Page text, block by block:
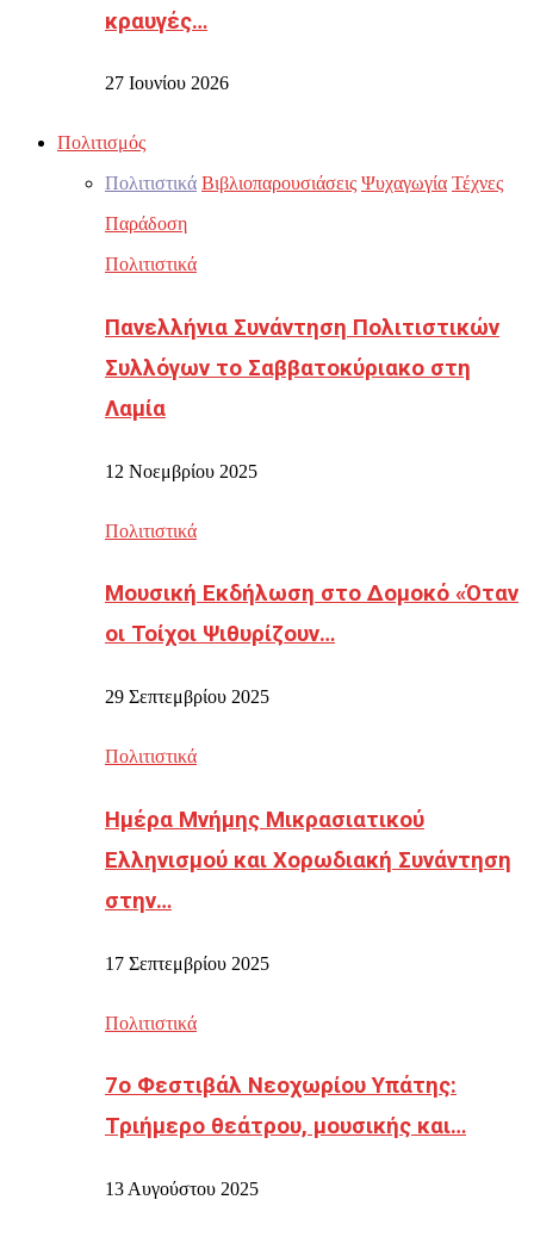
κραυγές…
27 Ιουνίου 2026
Πολιτισμός
Πολιτιστικά Βιβλιοπαρουσιάσεις Ψυχαγωγία Τέχνες
Παράδοση
Πολιτιστικά
Πανελλήνια Συνάντηση Πολιτιστικών
Συλλόγων το Σαββατοκύριακο στη
Λαμία
12 Νοεμβρίου 2025
Πολιτιστικά
Μουσική Εκδήλωση στο Δομοκό «Όταν
οι Τοίχοι Ψιθυρίζουν…
29 Σεπτεμβρίου 2025
Πολιτιστικά
Ημέρα Μνήμης Μικρασιατικού
Ελληνισμού και Χορωδιακή Συνάντηση
στην…
17 Σεπτεμβρίου 2025
Πολιτιστικά
7ο Φεστιβάλ Νεοχωρίου Υπάτης:
Τριήμερο θεάτρου, μουσικής και…
13 Αυγούστου 2025